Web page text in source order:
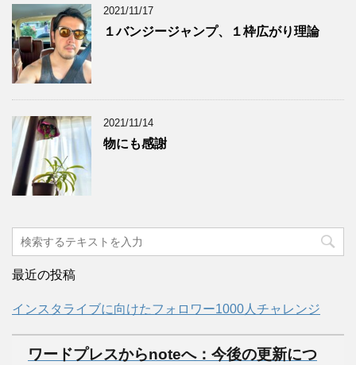
2021/11/17
１バンジージャンプ、１枠広がり理論
2021/11/14
物にも感謝
最近の投稿
インスタライブに向けたフォロワー1000人チャレンジ
ワードプレスからnoteへ：今後の更新につ